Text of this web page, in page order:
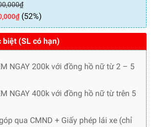
₫
₫(52%)
biệt (SL có hạn)
NGAY 200k với đồng hồ nữ từ 2 – 5
NGAY 400k với đồng hồ nữ từ trên 5
qua CMND + Giấy phép lái xe (chỉ